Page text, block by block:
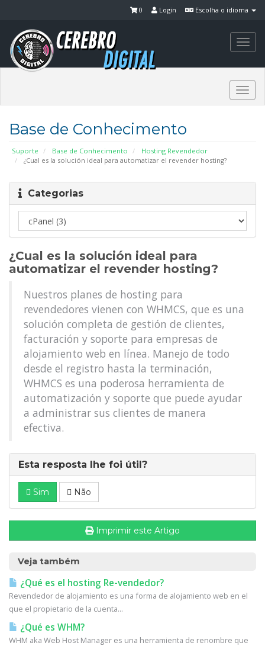
Escolha o idioma
Login
0
Base de Conhecimento
Suporte Base de Conhecimento
Hosting Revendedor
¿Cual es la solución ideal para automatizar el revender hosting?
Categorias
¿Cual es la solución ideal para
automatizar el revender hosting?
Nuestros planes de hosting para
revendedores vienen con WHMCS, que es una
solución completa de gestión de clientes,
facturación y soporte para empresas de
alojamiento web en línea. Manejo de todo
desde el registro hasta la terminación,
WHMCS es una poderosa herramienta de
automatización y soporte que puede ayudar
a administrar sus clientes de manera
efectiva.
Esta resposta lhe foi útil?
Sim Não
Imprimir este Artigo
Veja também
¿Qué es el hosting Re-vendedor?
Revendedor de alojamiento es una forma de alojamiento web en el
que el propietario de la cuenta...
¿Qué es WHM?
WHM aka Web Host Manager es una herramienta de renombre que